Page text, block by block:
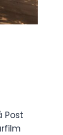
Post